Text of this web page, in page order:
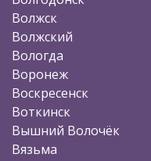
Волжск
Волжский
Вологда
Воронеж
Воскресенск
Воткинск
Вышний Волочёк
Вязьма